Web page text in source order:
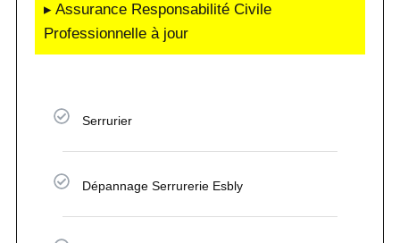
▸ Assurance Responsabilité Civile
Professionnelle à jour
Serrurier
Dépannage Serrurerie Esbly